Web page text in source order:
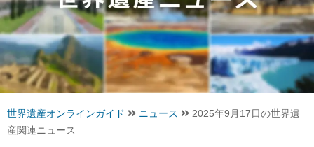
世界遺産オンラインガイド ニュース
2025年9月17日の世界遺
産関連ニュース